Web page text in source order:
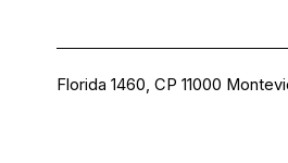
Florida 1460, CP 11000